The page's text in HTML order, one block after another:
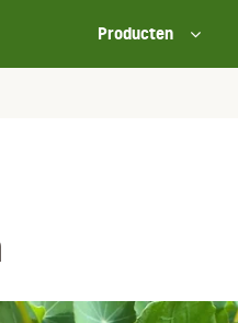
Producten